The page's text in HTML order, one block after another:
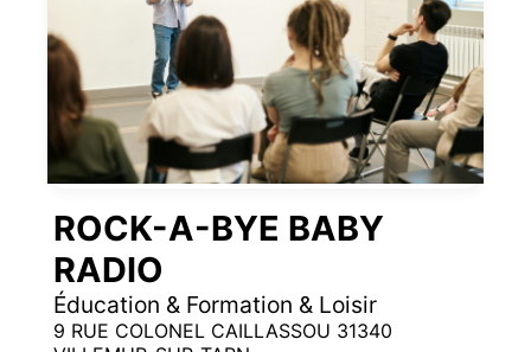
ROCK-A-BYE BABY
RADIO
Éducation & Formation & Loisir
9 RUE COLONEL CAILLASSOU 31340